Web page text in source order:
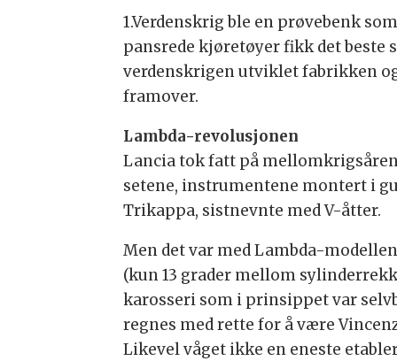
1.Verdenskrig ble en prøvebenk
pansrede kjøretøyer fikk det beste
verdenskrigen utviklet fabrikken
framover.
Lambda-revolusjonen
Lancia tok fatt på
setene, instrumentene montert i
Trikappa, sistnevnte med V-åtter.
Men det var med Lambda-
(kun 13 grader mellom
karosseri som i prinsippet var
regnes med rette for å være
Likevel våget ikke en eneste